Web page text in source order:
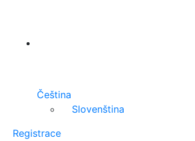
Čeština
Slovenština
Registrace